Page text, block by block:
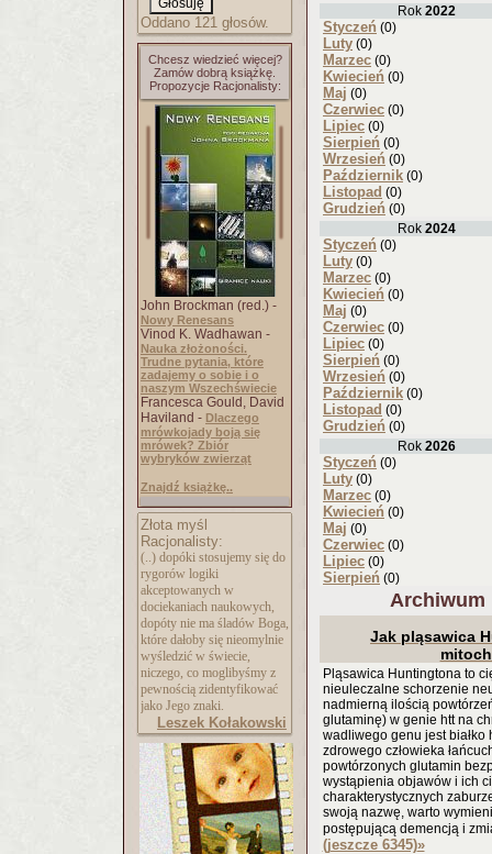
Oddano 121 głosów.
Chcesz wiedzieć więcej?
Zamów dobrą książkę.
Propozycje Racjonalisty:
John Brockman (red.) -
Nowy Renesans
Vinod K. Wadhawan -
Nauka złożoności.
Trudne pytania, które
zadajemy o sobie i o
naszym Wszechświecie
Francesca Gould, David
Haviland - Dlaczego
mrówkojady boją się
mrówek? Zbiór
wybryków zwierząt
Znajdź książkę..
Złota myśl
Racjonalisty:
(..) dopóki stosujemy się do
rygorów logiki
akceptowanych w
dociekaniach naukowych,
dopóty nie ma śladów Boga,
które dałoby się nieomylnie
wyśledzić w świecie,
niczego, co moglibyśmy z
pewnością zidentyfikować
jako Jego znaki.
Leszek Kołakowski
Rok 2022
Styczeń (0)
Luty (0)
Marzec (0)
Kwiecień (0)
Maj (0)
Czerwiec (0)
Lipiec (0)
Sierpień (0)
Wrzesień (0)
Październik (0)
Listopad (0)
Grudzień (0)
Rok 2024
Styczeń (0)
Luty (0)
Marzec (0)
Kwiecień (0)
Maj (0)
Czerwiec (0)
Lipiec (0)
Sierpień (0)
Wrzesień (0)
Październik (0)
Listopad (0)
Grudzień (0)
Rok 2026
Styczeń (0)
Luty (0)
Marzec (0)
Kwiecień (0)
Maj (0)
Czerwiec (0)
Lipiec (0)
Sierpień (0)
Archiwum
Jak pląsawica
Pląsawica Huntingtona to
nieuleczalne schorzenie
nadmierną ilością
glutaminę) w genie htt na
wadliwego genu jest białko
zdrowego człowieka
powtórzonych glutamin
wystąpienia objawów i ich
charakterystycznych
swoją nazwę, warto
postępującą demencją i
(jeszcze 6345)»